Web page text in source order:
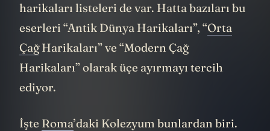
harikaları listeleri de var. Hatta bazıları bu
eserleri “Antik Dünya Harikaları”, “Orta
ÇağHarikaları” ve “Modern Çağ
Harikaları” olarak üçe ayırmayı tercih
ediyor.
İşte Roma’daki Kolezyum bunlardan biri.